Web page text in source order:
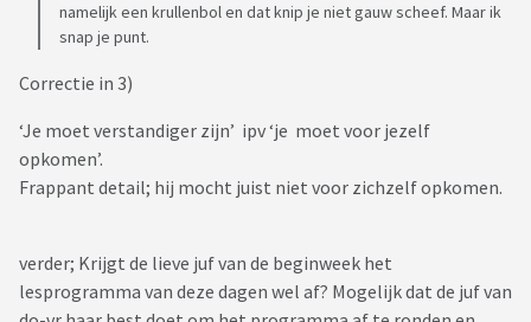
namelijk een krullenbol en dat knip je niet gauw scheef. Maar ik
snap je punt.
Correctie in 3)
‘Je moet verstandiger zijn’ ipv ‘je moet voor jezelf
opkomen’.
Frappant detail; hij mocht juist niet voor zichzelf opkomen.
verder; Krijgt de lieve juf van de beginweek het
lesprogramma van deze dagen wel af? Mogelijk dat de juf van